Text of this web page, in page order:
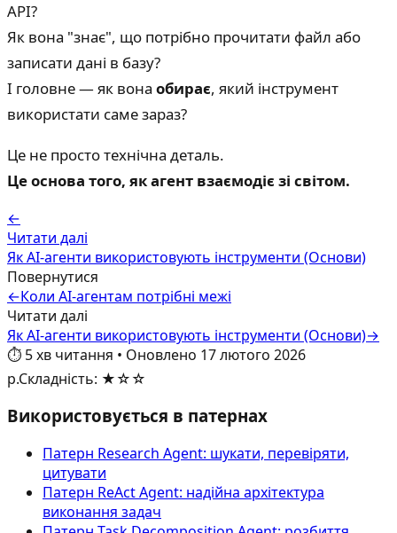
API?
Як вона "знає", що потрібно прочитати файл або
записати дані в базу?
І головне — як вона обирає, який інструмент
використати саме зараз?
Це не просто технічна деталь.
Це основа того, як агент взаємодіє зі світом.
←
Читати далі
Як AI-агенти використовують інструменти (Основи)
Повернутися
←Коли AI-агентам потрібні межі
Читати далі
Як AI-агенти використовують інструменти (Основи)→
⏱️ 5хв читання • Оновлено 17 лютого 2026
р.Складність: ★☆☆
Використовується в патернах
Патерн Research Agent: шукати, перевіряти,
цитувати
Патерн ReAct Agent: надійна архітектура
виконання задач